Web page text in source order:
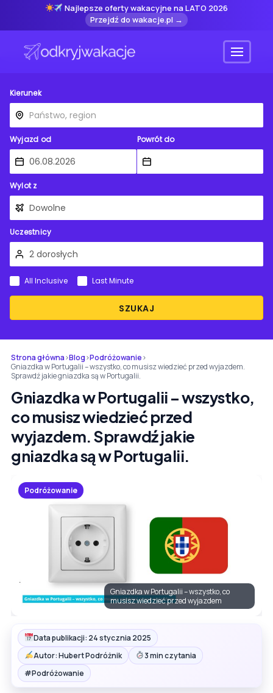
Najlepsze oferty wakacyjne na LATO 2026
Przejdź do wakacje.pl →
Menu
Kierunek
Wyjazd od Powrót do
Wylot z
Uczestnicy
SZUKAJ
All Inclusive Last Minute
Strona główna›Blog›Podróżowanie›
Gniazdka w Portugalii – wszystko, co musisz wiedzieć przed wyjazdem.
Sprawdź jakie gniazdka są w Portugalii.
Gniazdka w Portugalii – wszystko,
co musisz wiedzieć przed
wyjazdem. Sprawdź jakie
gniazdka są w Portugalii.
Podróżowanie
Gniazdka w Portugalii – wszystko, co
musisz wiedzieć przed wyjazdem
Data publikacji: 24 stycznia 2025
Autor: Hubert Podróżnik
3 min czytania
#Podróżowanie